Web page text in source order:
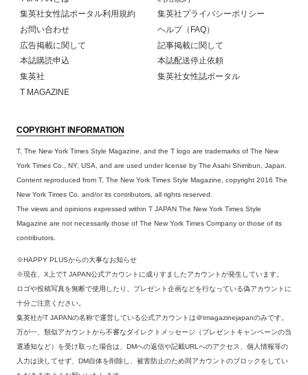
集英社女性誌ポータル利用規約
集英社プライバシーポリシー
お問い合わせ
ヘルプ（FAQ）
広告掲載に関して
記事掲載に関して
本誌購読申込
本誌配送停止依頼
集英社
集英社女性誌ポータル
T MAGAZINE
COPYRIGHT INFORMATION
T, The New York Times Style Magazine, and the T logo are trademarks of The New
York Times Co., NY, USA, and are used under license by The Asahi Shimbun, Japan.
Content reproduced from T, The New York Times Style Magazine, copyright 2016 The
New York Times Co. and/or its contributors, all rights reserved.
The views and opinions expressed within T JAPAN The New York Times Style
Magazine are not necessarily those of The New York Times Company or those of its
contributors.
※HAPPY PLUSからの大事なお知らせ
※現在、X上でT JAPAN公式アカウントに成りすましたアカウントが発生しています。
ロゴや投稿写真を無断で使用したり、プレゼント企画などを行なっている偽アカウントに
十分ご注意ください。
集英社がT JAPANの名称で運営している公式アカウントは＠tmagazinejapanのみです。
万が一、類似アカウントから不審なダイレクトメッセージ（プレゼントキャンペーンの当
選通知など）を受け取った場合は、DMへの返信や記載URLへのアクセス、個人情報等の
入力は決してせず、DM自体を削除し、被害防止のため同アカウントのブロックをしてい